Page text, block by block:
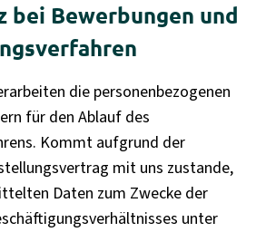
bei Bewerbungen und
die personenbezogenen
für den Ablauf des
Kommt aufgrund der
mit uns zustande,
Daten zum Zwecke der
unter